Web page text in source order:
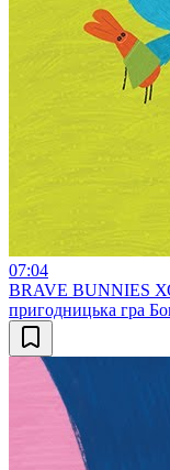
07:04
BRAVE BUNNIES
пригодницька гра